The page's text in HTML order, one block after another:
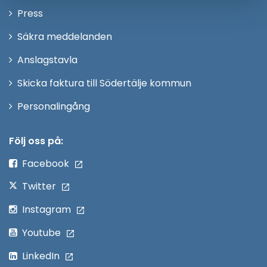
Press
fönster
Säkra meddelanden
Anslagstavla
Skicka faktura till Södertälje kommun
PersonalingångÖppna
Följ oss på:
Facebook
Twitter
Instagram
Youtube
LinkedIn